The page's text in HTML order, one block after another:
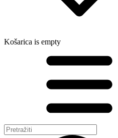
Košarica is empty